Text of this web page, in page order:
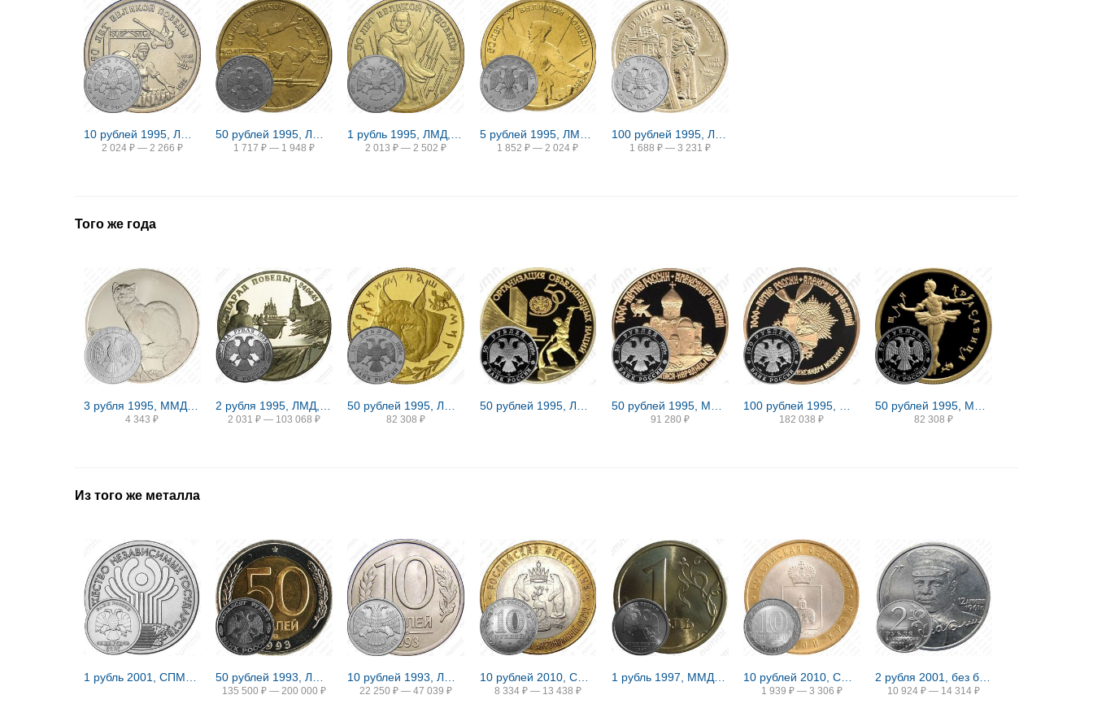
2 024 ₽ — 2 266 ₽ 1 717 ₽ — 1 948 ₽ 2 013 ₽ — 2 502 ₽ 1 852 ₽ — 2 024 ₽ 1 688 ₽ — 3 231 ₽
Того же года
4 343 ₽ 2 031 ₽ — 103 068 ₽ 82 308 ₽ 91 280 ₽ 182 038 ₽ 82 308 ₽
Из того же металла
135 500 ₽ — 200 000 ₽ 22 250 ₽ — 47 039 ₽
10 рублей 2010, СПМД, ЯНАО
8 334 ₽ — 13 438 ₽
1 рубль 1997, ММД, широкий кант
1 939 ₽ — 3 306 ₽ 10 924 ₽ — 14 314 ₽